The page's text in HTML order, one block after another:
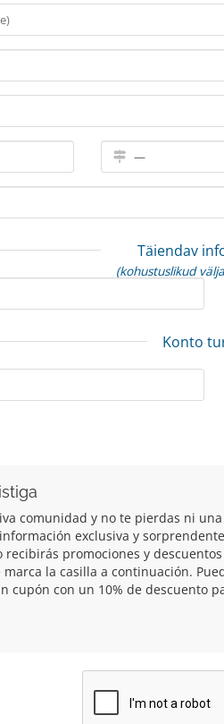
Täiendav
(kohustuslikud
Konto
comunidad y no te pierdas ni
exclusiva y
recibirás promociones y
la casilla a continuación.
cupón con un 10% de descuento